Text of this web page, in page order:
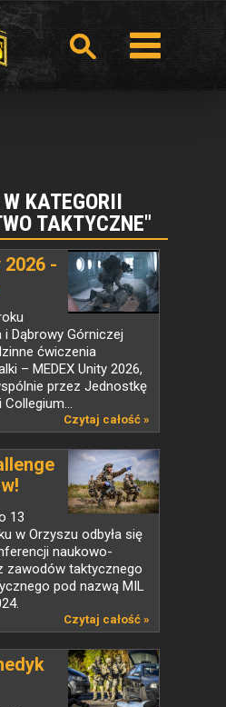
KATEGORII
TAKTYCZNE"
2026 -
Dąbrowy Górniczej
ćwiczenia
– MEDEX Unity 2026,
przez Jednostkę
Czytaj całość »
13
w Orzyszu odbyła się
naukowo-
zawodów taktycznego
pod nazwą MIL
Czytaj całość »